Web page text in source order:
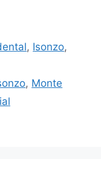
, Isonzo,
, Monte